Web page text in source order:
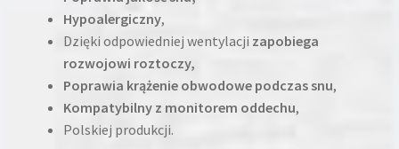
Hypoalergiczny,
Dzięki odpowiedniej wentylacji zapobiega
rozwojowi roztoczy,
Poprawia krążenie obwodowe podczas snu,
Kompatybilny z monitorem oddechu,
Polskiej produkcji.